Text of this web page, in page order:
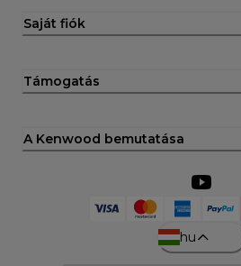
Saját fiók
Támogatás
A Kenwood bemutatása
hu